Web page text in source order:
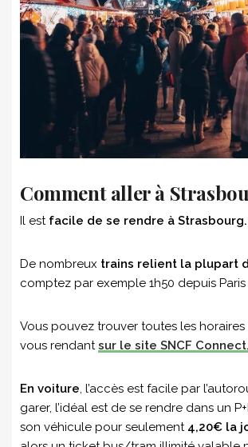
Comment aller à
Il est facile de se rendre à Strasbourg.
De nombreux trains relient la plupart
comptez par exemple 1h50 depuis Paris
Vous pouvez trouver toutes les horaires
vous rendantsur le site SNCF Connect.
En voiture, l’accès est facile par
garer, l’idéal est de se rendre dans un
son véhicule pour seulement 4,20€ la